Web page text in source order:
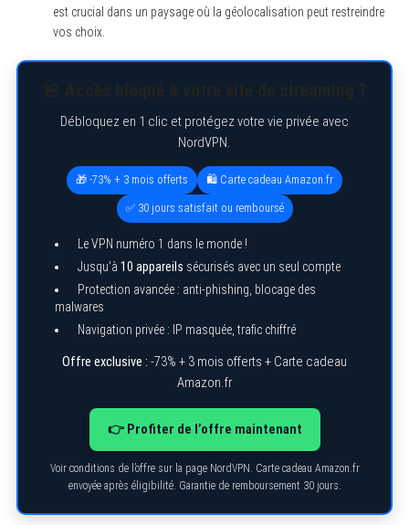
est crucial dans un paysage où la géolocalisation peut restreindre
vos choix.
Débloquez en 1 clic et protégez votre vie privée avec
NordVPN.
🎁 -73% + 3 mois offerts 🛍️ Carte cadeau Amazon.fr
✅ 30 jours satisfait ou remboursé
Le VPN numéro 1 dans le monde !
Jusqu’à 10 appareils sécurisés avec un seul compte
Protection avancée : anti-phishing, blocage des
malwares
Navigation privée : IP masquée, trafic chiffré
Offre exclusive : -73% + 3 mois offerts + Carte cadeau
Amazon.fr
👉 Profiter de l’offre maintenant
Voir conditions de l’offre sur la page NordVPN. Carte cadeau Amazon.fr
envoyée après éligibilité. Garantie de remboursement 30 jours.
S
c